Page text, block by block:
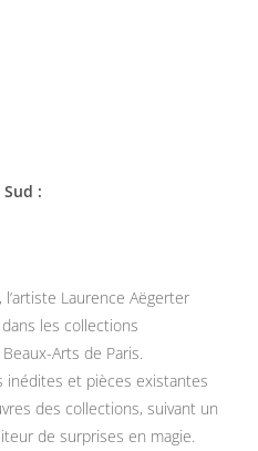
:
l’artiste Laurence Aëgerter
dans les collections
Arts de Paris.
inédites et pièces existantes
des collections, suivant un
de surprises en magie.